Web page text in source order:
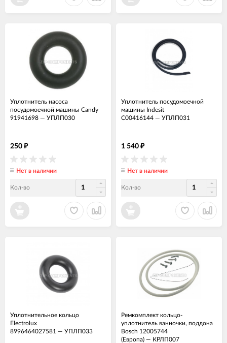
Уплотнитель насоса
посудомоечной машины Candy
91941698 — УПЛП030
250 ₽
Нет в наличии
Кол-во
Уплотнитель посудомоечной
машины Indesit
C00416144 — УПЛП031
1 540 ₽
Нет в наличии
Кол-во
Уплотнительное кольцо
Electrolux
8996464027581 — УПЛП033
Ремкомплект кольцо-
уплотнитель ванночки, поддона
Bosch 12005744
(Европа) — КРЛП007